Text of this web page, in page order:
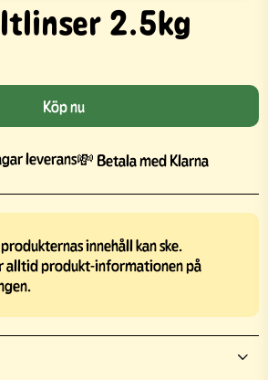
2.5kg
Köp nu
leverans💸 Betala med Klarna
innehåll kan ske.
alltid produkt-informationen på